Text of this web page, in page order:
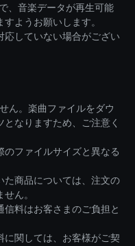
、音楽データが再生可能
ようお願いします。
応していない場合がござい
ん。楽曲ファイルをダウ
なりますため、ご注意く
のファイルサイズと異なる
た商品については、注文の
ん。
信料はお客さまのご負担と
に関しては、お客様がご契